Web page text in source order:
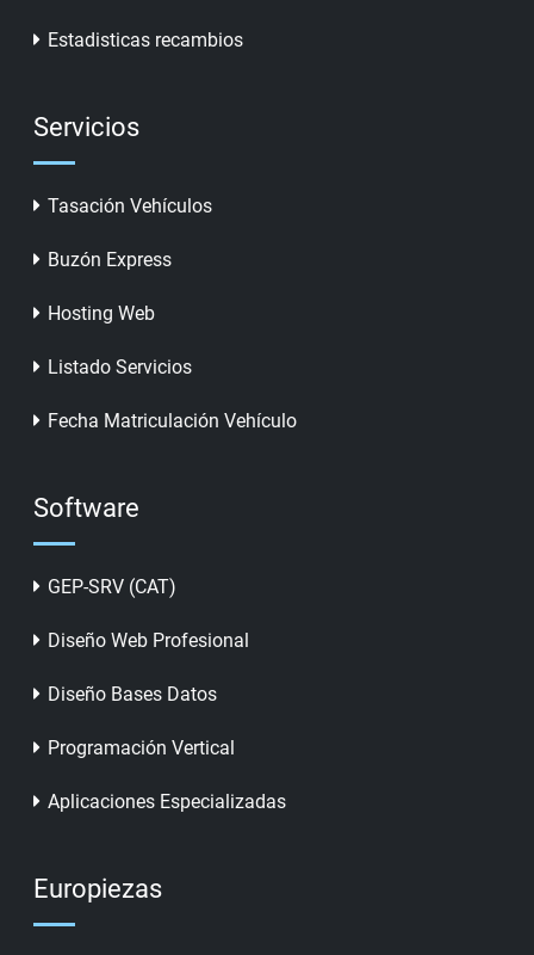
Estadisticas recambios
Servicios
Tasación Vehículos
Buzón Express
Hosting Web
Listado Servicios
Fecha Matriculación Vehículo
Software
GEP-SRV (CAT)
Diseño Web Profesional
Diseño Bases Datos
Programación Vertical
Aplicaciones Especializadas
Europiezas